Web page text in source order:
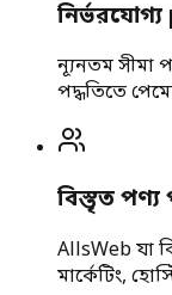
ন্যূনতম সীমা
পদ্ধতিতে
বিস্তৃত পণ্য
AllsWeb যা
মার্কেটিং,